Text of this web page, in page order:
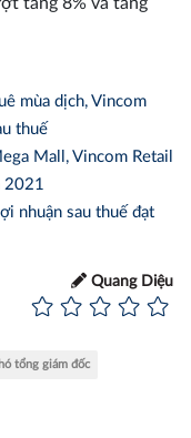
mùa dịch, Vincom
thuế
Mall, Vincom Retail
2021
nhuận sau thuế đạt
Quang Diệu
tổng giám đốc